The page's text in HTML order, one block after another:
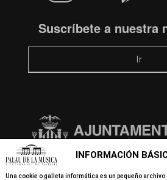
Suscríbete a nuestra
Ir
INFORMACIÓN
Una cookie o galleta informática es un pequeño